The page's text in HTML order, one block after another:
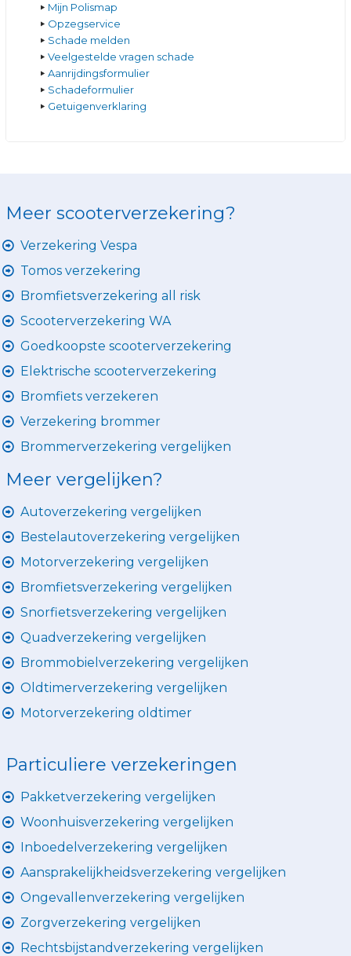
Mijn Polismap
Opzegservice
Schade melden
Veelgestelde vragen schade
Aanrijdingsformulier
Schadeformulier
Getuigenverklaring
Meer scooterverzekering?
Verzekering Vespa
Tomos verzekering
Bromfietsverzekering all risk
Scooterverzekering WA
Goedkoopste scooterverzekering
Elektrische scooterverzekering
Bromfiets verzekeren
Verzekering brommer
Brommerverzekering vergelijken
Meer vergelijken?
Autoverzekering vergelijken
Bestelautoverzekering vergelijken
Motorverzekering vergelijken
Bromfietsverzekering vergelijken
Snorfietsverzekering vergelijken
Quadverzekering vergelijken
Brommobielverzekering vergelijken
Oldtimerverzekering vergelijken
Motorverzekering oldtimer
Particuliere verzekeringen
Pakketverzekering vergelijken
Woonhuisverzekering vergelijken
Inboedelverzekering vergelijken
Aansprakelijkheidsverzekering vergelijken
Ongevallenverzekering vergelijken
Zorgverzekering vergelijken
Rechtsbijstandverzekering vergelijken